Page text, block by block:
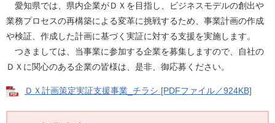
愛知県では、県内企業がＤＸを目指し、ビジネスモデルの創出や
業務プロセスの再構築による変革に挑戦するため、事業計画の作成
や検証、作成した計画に基づく実証に対する支援を実施します。
つきましては、当事業に参加する企業を募集しますので、自社の
ＤＸに関心のある企業の皆様は、是非、御応募ください。
ＤＸ計画策定実証支援事業_チラシ [PDFファイル／924KB]